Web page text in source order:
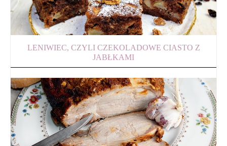
LENIWIEC, CZYLI CZEKOLADOWE CIASTO Z
JABŁKAMI